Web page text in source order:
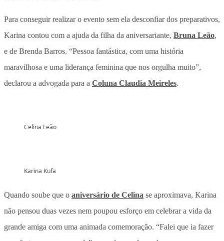
Para conseguir realizar o evento sem ela desconfiar dos preparativos,
Karina contou com a ajuda da filha da aniversariante, Bruna Leão,
e de Brenda Barros. “Pessoa fantástica, com uma história
maravilhosa e uma liderança feminina que nos orgulha muito”,
declarou a advogada para a Coluna Claudia Meireles.
Celina Leão
Karina Kufa
Quando soube que o aniversário de Celina se aproximava, Karina
não pensou duas vezes nem poupou esforço em celebrar a vida da
grande amiga com uma animada comemoração. “Falei que ia fazer